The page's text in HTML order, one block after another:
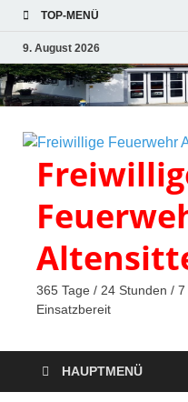
TOP-MENÜ
9. August 2026
365 Tage / 24 Stunden /
Einsatzbereit
HAUPTMENÜ